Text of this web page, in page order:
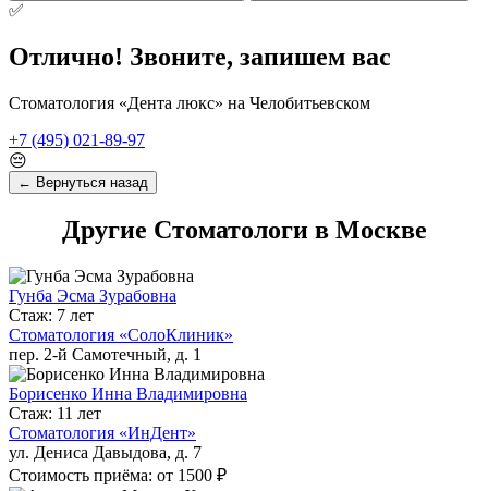
✅
Отлично! Звоните, запишем вас
Стоматология «Дента люкс» на Челобитьевском
+7 (495) 021-89-97
😔
← Вернуться назад
Другие Стоматологи в Москве
Гунба Эсма Зурабовна
Стаж: 7 лет
Стоматология «СолоКлиник»
пер. 2-й Самотечный, д. 1
Борисенко Инна Владимировна
Стаж: 11 лет
Стоматология «ИнДент»
ул. Дениса Давыдова, д. 7
Стоимость приёма: от 1500 ₽